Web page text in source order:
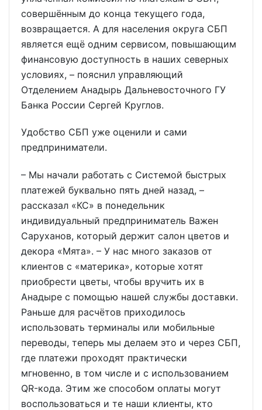
совершённым до конца текущего года,
возвращается. А для населения округа СБП
является ещё одним сервисом, повышающим
финансовую доступность в наших северных
условиях, – пояснил управляющий
Отделением Анадырь Дальневосточного ГУ
Банка России Сергей Круглов.
Удобство СБП уже оценили и сами
предприниматели.
– Мы начали работать с Системой быстрых
платежей буквально пять дней назад, –
рассказал «КС» в понедельник
индивидуальный предприниматель Важен
Саруханов, который держит салон цветов и
декора «Мята». – У нас много заказов от
клиентов с «материка», которые хотят
приобрести цветы, чтобы вручить их в
Анадыре с помощью нашей службы доставки.
Раньше для расчётов приходилось
использовать терминалы или мобильные
переводы, теперь мы делаем это и через СБП,
где платежи проходят практически
мгновенно, в том числе и с использованием
QR-кода. Этим же способом оплаты могут
воспользоваться и те наши клиенты, кто